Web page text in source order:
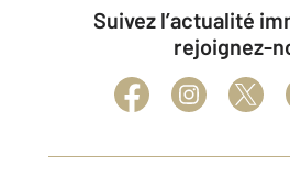
Suivez l’actualité immobilière et
rejoignez-